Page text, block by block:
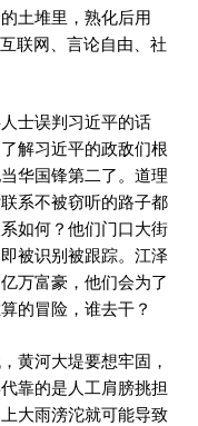
土堆里，熟化后用
联网、言论自由、社
士误判习近平的话
解习近平的政敌们根
华国锋第二了。道理
系不被窃听的路子都
如何？他们门口大街
被识别被跟踪。江泽
万富豪，他们会为了
的冒险，谁去干？
黄河大堤要想牢固，
靠的是人工肩膀挑担
大雨滂沱就可能导致